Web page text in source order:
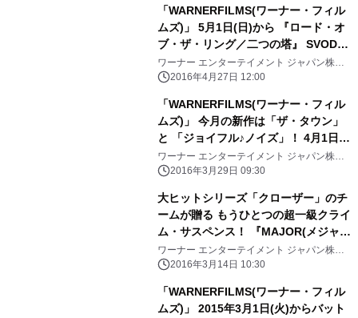
「WARNERFILMS(ワーナー・フィル
ムズ)」 5月1日(日)から 『ロード・オ
ブ・ザ・リング／二つの塔』 SVOD初
配信を含むゴールデンウィークメガヒ
ット特集
ワーナー エンターテイメント ジャパン株式
会社2016年4月27日 12:00
「WARNERFILMS(ワーナー・フィル
ムズ)」 今月の新作は「ザ・タウン」
と 「ジョイフル♪ノイズ」！ 4月1日
(金)から初配信開始！
ワーナー エンターテイメント ジャパン株式
会社2016年3月29日 09:30
大ヒットシリーズ「クローザー」のチ
ームが贈る もうひとつの超一級クライ
ム・サスペンス！ 『MAJOR(メジャ
ー・)CRIMES(クライムス)～重大犯罪
課』 シーズン1「WARNERTV」にて
配信！
ワーナー エンターテイメント ジャパン株式
会社2016年3月14日 10:30
「WARNERFILMS(ワーナー・フィル
ムズ)」 2015年3月1日(火)からバット